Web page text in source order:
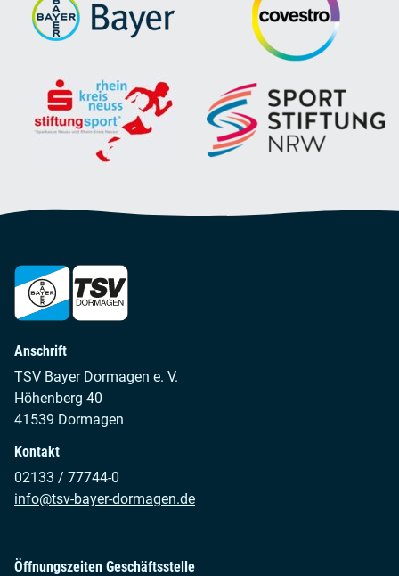
Anschrift
TSV Bayer Dormagen e. V.
Höhenberg 40
41539 Dormagen
Kontakt
02133 / 77744-0
info@tsv-bayer-dormagen.de
Öffnungszeiten Geschäftsstelle